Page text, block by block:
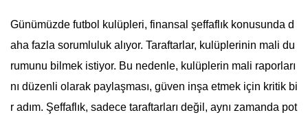
Günümüzde futbol kulüpleri, finansal şeffaflık konusunda d
aha fazla sorumluluk alıyor. Taraftarlar, kulüplerinin mali du
rumunu bilmek istiyor. Bu nedenle, kulüplerin mali raporları
nı düzenli olarak paylaşması, güven inşa etmek için kritik bi
r adım. Şeffaflık, sadece taraftarları değil, aynı zamanda pot